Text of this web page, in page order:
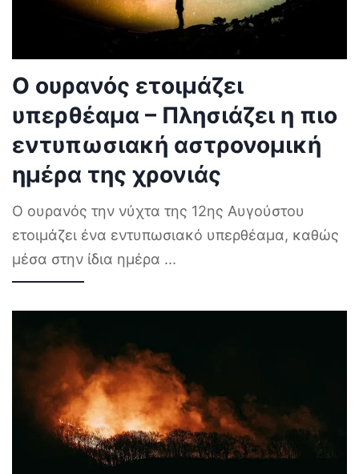
Ο ουρανός ετοιμάζει
υπερθέαμα – Πλησιάζει η πιο
εντυπωσιακή αστρονομική
ημέρα της χρονιάς
Ο ουρανός την νύχτα της 12ης Αυγούστου
ετοιμάζει ένα εντυπωσιακό υπερθέαμα, καθώς
μέσα στην ίδια ημέρα ...